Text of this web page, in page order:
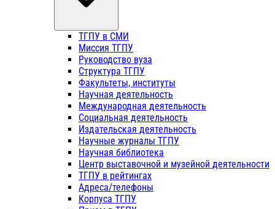
ТГПУ в СМИ
Миссия ТГПУ
Руководство вуза
Структура ТГПУ
Факультеты, институты
Научная деятельность
Международная деятельность
Социальная деятельность
Издательская деятельность
Научные журналы ТГПУ
Научная библиотека
Центр выставочной и музейной деятельности
ТГПУ в рейтингах
Адреса/телефоны
Корпуса ТГПУ